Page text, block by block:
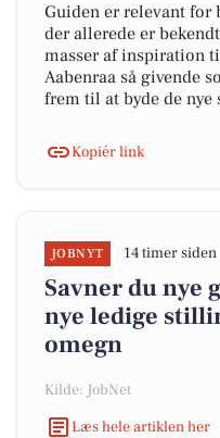
Guiden er relevant for
der allerede er
masser af inspiration
Aabenraa så givende
frem til at byde de nye
Kopiér link
JOBNYT 14 timer siden
Savner du nye
nye ledige
omegn
Kilde: JobNet
Læs hele artiklen her